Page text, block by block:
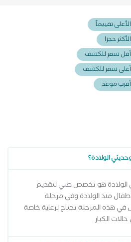
تقييماً
حجزا
أقل سعر للكشف
أعلى سعر للكشف
أقرب موعد
الولادة؟
هو تخصص طبي لتقديم
منذ الولادة وفي مرحلة
في هذه المرحلة تحتاج لرعاية خاصة
الكبار